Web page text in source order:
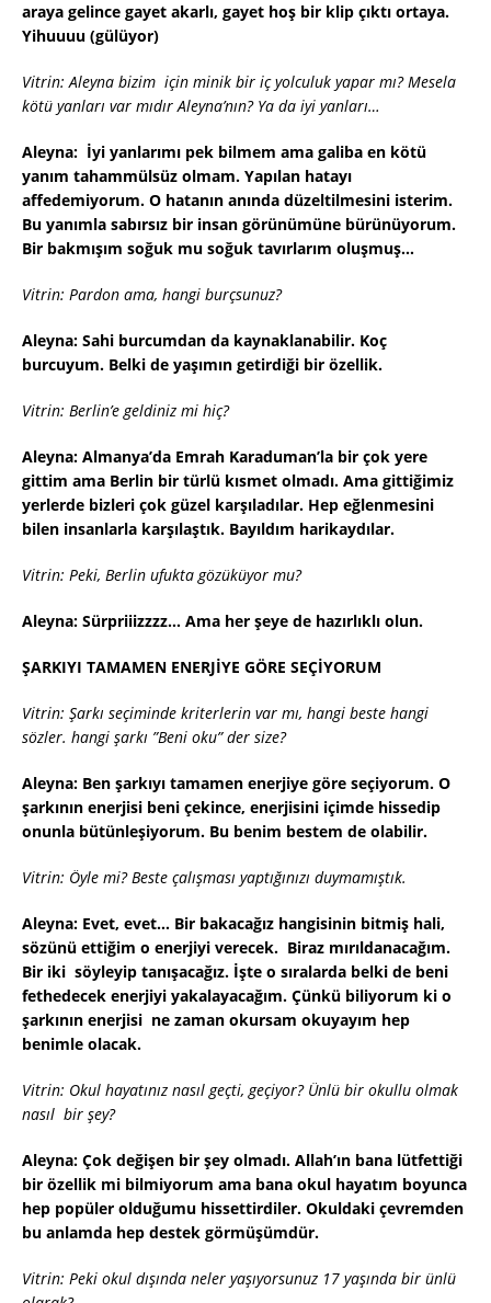
araya gelince gayet akarlı, gayet hoş bir klip çıktı ortaya.
Yihuuuu (gülüyor)
Vitrin: Aleyna bizim için minik bir iç yolculuk yapar mı? Mesela
kötü yanları var mıdır Aleyna’nın? Ya da iyi yanları…
Aleyna: İyi yanlarımı pek bilmem ama galiba en kötü
yanım tahammülsüz olmam. Yapılan hatayı
affedemiyorum. O hatanın anında düzeltilmesini isterim.
Bu yanımla sabırsız bir insan görünümüne bürünüyorum.
Bir bakmışım soğuk mu soğuk tavırlarım oluşmuş…
Vitrin: Pardon ama, hangi burçsunuz?
Aleyna: Sahi burcumdan da kaynaklanabilir. Koç
burcuyum. Belki de yaşımın getirdiği bir özellik.
Vitrin: Berlin’e geldiniz mi hiç?
Aleyna: Almanya’da Emrah Karaduman’la bir çok yere
gittim ama Berlin bir türlü kısmet olmadı. Ama gittiğimiz
yerlerde bizleri çok güzel karşıladılar. Hep eğlenmesini
bilen insanlarla karşılaştık. Bayıldım harikaydılar.
Vitrin: Peki, Berlin ufukta gözüküyor mu?
Aleyna: Sürpriiizzzz… Ama her şeye de hazırlıklı olun.
ŞARKIYI TAMAMEN ENERJİYE GÖRE SEÇİYORUM
Vitrin: Şarkı seçiminde kriterlerin var mı, hangi beste hangi
sözler. hangi şarkı ”Beni oku” der size?
Aleyna: Ben şarkıyı tamamen enerjiye göre seçiyorum. O
şarkının enerjisi beni çekince, enerjisini içimde hissedip
onunla bütünleşiyorum. Bu benim bestem de olabilir.
Vitrin: Öyle mi? Beste çalışması yaptığınızı duymamıştık.
Aleyna: Evet, evet… Bir bakacağız hangisinin bitmiş hali,
sözünü ettiğim o enerjiyi verecek. Biraz mırıldanacağım.
Bir iki söyleyip tanışacağız. İşte o sıralarda belki de beni
fethedecek enerjiyi yakalayacağım. Çünkü biliyorum ki o
şarkının enerjisi ne zaman okursam okuyayım hep
benimle olacak.
Vitrin: Okul hayatınız nasıl geçti, geçiyor? Ünlü bir okullu olmak
nasıl bir şey?
Aleyna: Çok değişen bir şey olmadı. Allah’ın bana lütfettiği
bir özellik mi bilmiyorum ama bana okul hayatım boyunca
hep popüler olduğumu hissettirdiler. Okuldaki çevremden
bu anlamda hep destek görmüşümdür.
Vitrin: Peki okul dışında neler yaşıyorsunuz 17 yaşında bir ünlü